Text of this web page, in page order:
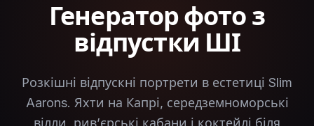
Генератор фото з
відпустки ШІ
Розкішні відпускні портрети в естетиці Slim
Aarons. Яхти на Капрі, середземноморські
вілли, ривʼєрські кабани і коктейлі біля